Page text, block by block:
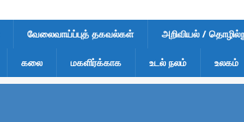
வேலைவாய்ப்புத் தகவல்கள் அறிவியல் /
கலை மகளிர்க்காக உடல் நலம் உலகம்